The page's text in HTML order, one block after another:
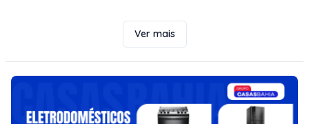
Ver mais